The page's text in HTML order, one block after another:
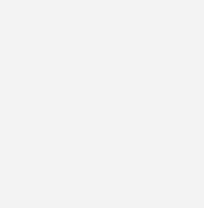
Faktoren in der Phase der
ob der erwartete Gewinn
ob die Baustelle Verluste einfährt. Es ist
einzelne Abläufe oder Teilgewerke
aus verschiedenen Perspektiven zu
zu optimieren. Das soll hier für die